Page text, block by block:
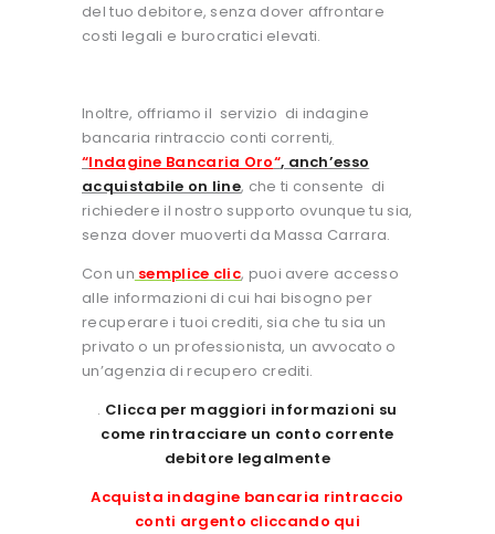
del tuo debitore, senza dover affrontare
costi legali e burocratici elevati.
Inoltre, offriamo il servizio di indagine
bancaria rintraccio conti correnti,
“Indagine Bancaria Oro“, anch’esso
acquistabile on line, che ti consente di
richiedere il nostro supporto ovunque tu sia,
senza dover muoverti da Massa Carrara.
Con un semplice clic, puoi avere accesso
alle informazioni di cui hai bisogno per
recuperare i tuoi crediti, sia che tu sia un
privato o un professionista, un avvocato o
un’agenzia di recupero crediti.
. Clicca per maggiori informazioni su
come rintracciare un conto corrente
debitore legalmente
Acquista indagine bancaria rintraccio
conti argento cliccando qui